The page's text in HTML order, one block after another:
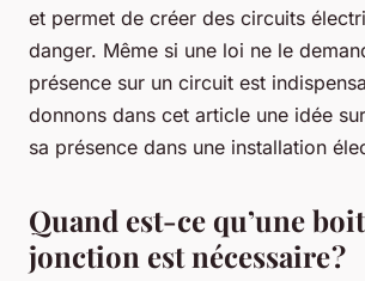
et permet de créer des circuits
danger. Même si une loi ne le
présence sur un circuit est
donnons dans cet article une idée
sa présence dans une installation
Quand est-ce qu’une
jonction est nécessaire ?